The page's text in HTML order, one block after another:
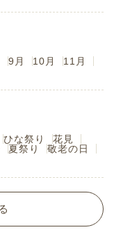
9月 10月
11月
ひな祭り
花見
夏祭り
敬老の日